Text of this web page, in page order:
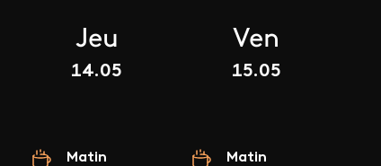
Jeu
14.05
Ven
15.05
Matin Matin